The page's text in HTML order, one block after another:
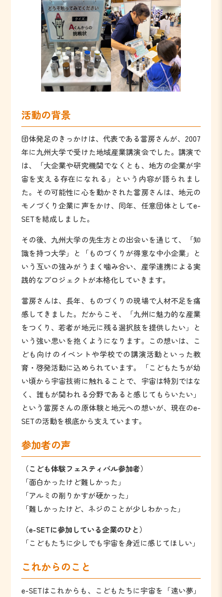
活動の背景
団体発足のきっかけは、代表である當房さんが、2007
年に九州大学で受けた地域産業講演会でした。講演で
は、「大企業や研究機関でなくとも、地方の企業が宇
宙を支える存在になれる」という内容が語られまし
た。その可能性に心を動かされた當房さんは、地元の
モノづくり企業に声をかけ、同年、任意団体としてe-
SETを結成しました。
その後、九州大学の先生方との出会いを通じて、「知
識を持つ大学」と「ものづくりが得意な中小企業」と
いう互いの強みがうまく噛み合い、産学連携による実
践的なプロジェクトが本格化していきます。
當房さんは、長年、ものづくりの現場で人材不足を痛
感してきました。だからこそ、「九州に魅力的な産業
をつくり、若者が地元に残る選択肢を提供したい」と
いう強い思いを抱くようになります。この想いは、こ
ども向けのイベントや学校での講演活動といった教
育・啓発活動に込められています。「こどもたちが幼
い頃から宇宙技術に触れることで、宇宙は特別ではな
く、誰もが関われる分野であると感じてもらいたい」
という當房さんの原体験と地元への想いが、現在のe-
SETの活動を根底から支えています。
参加者の声
（こども体験フェスティバル参加者）
「面白かったけど難しかった」
「アルミの削りかすが硬かった」
「難しかったけど、ネジのことが少しわかった」
（e-SETに参加している企業のひと）
「こどもたちに少しでも宇宙を身近に感じてほしい」
これからのこと
e-SETはこれからも、こどもたちに宇宙を「遠い夢」